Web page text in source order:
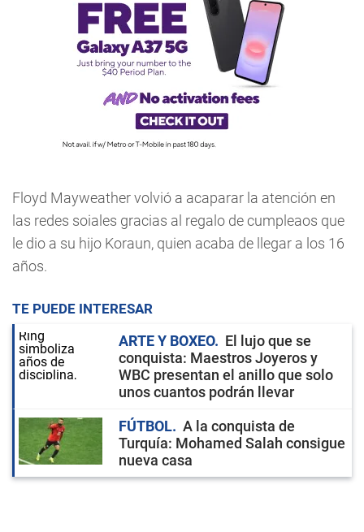
Floyd Mayweather volvió a acaparar la atención en
las redes soiales gracias al regalo de cumpleaos que
le dio a su hijo Koraun, quien acaba de llegar a los 16
años.
TE PUEDE INTERESAR
ARTE Y BOXEO
El lujo que se
conquista: Maestros Joyeros y
WBC presentan el anillo que solo
unos cuantos podrán llevar
FÚTBOL
A la conquista de
Turquía: Mohamed Salah consigue
nueva casa